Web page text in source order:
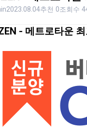
2023.08.04추천 0조회수
- 메트로타운